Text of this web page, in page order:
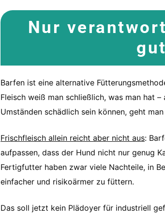
Nur
Barfen ist eine alternative
Fleisch weiß man schließlich, was man hat
Umständen schädlich sein können, geht
Frischfleisch allein reicht aber nicht aus:
aufpassen, dass der Hund nicht nur genug
Fertigfutter haben zwar viele Nachteile, in
einfacher und risikoärmer zu füttern.
Das soll jetzt kein Plädoyer für industriell